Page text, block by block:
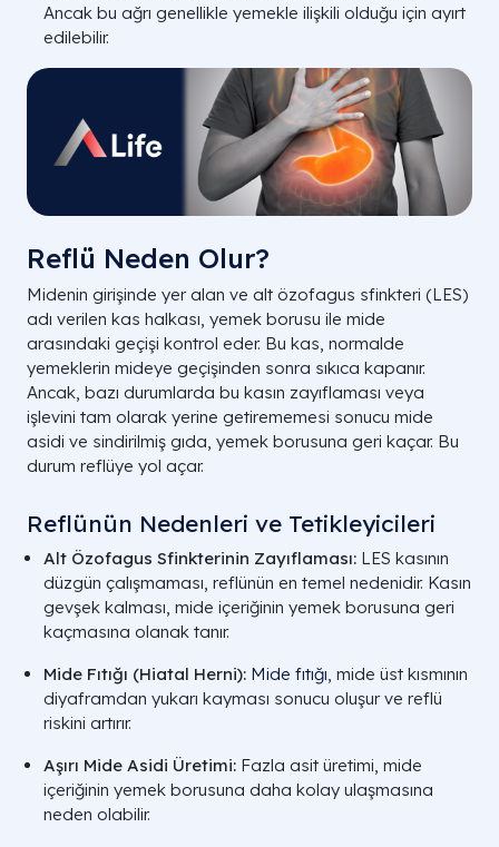
Ancak bu ağrı genellikle yemekle ilişkili olduğu için ayırt
edilebilir.
Reflü Neden Olur?
Midenin girişinde yer alan ve alt özofagus sfinkteri (LES)
adı verilen kas halkası, yemek borusu ile mide
arasındaki geçişi kontrol eder. Bu kas, normalde
yemeklerin mideye geçişinden sonra sıkıca kapanır.
Ancak, bazı durumlarda bu kasın zayıflaması veya
işlevini tam olarak yerine getirememesi sonucu mide
asidi ve sindirilmiş gıda, yemek borusuna geri kaçar. Bu
durum reflüye yol açar.
Reflünün Nedenleri ve Tetikleyicileri
Alt Özofagus Sfinkterinin Zayıflaması: LES kasının
düzgün çalışmaması, reflünün en temel nedenidir. Kasın
gevşek kalması, mide içeriğinin yemek borusuna geri
kaçmasına olanak tanır.
Mide Fıtığı (Hiatal Herni): Mide fıtığı, mide üst kısmının
diyaframdan yukarı kayması sonucu oluşur ve reflü
riskini artırır.
Aşırı Mide Asidi Üretimi: Fazla asit üretimi, mide
içeriğinin yemek borusuna daha kolay ulaşmasına
neden olabilir.